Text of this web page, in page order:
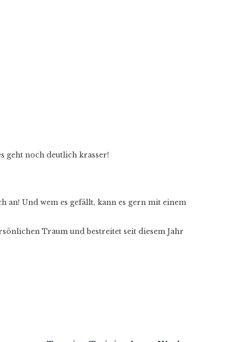
geht noch deutlich krasser!
an! Und wem es gefällt, kann es gern mit einem
Traum und bestreitet seit diesem Jahr